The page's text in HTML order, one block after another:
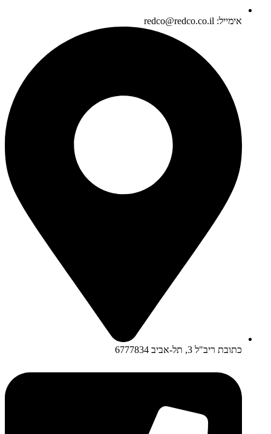
אימייל: redco@redco.co.il
כתובת ריב"ל 3, תל-אביב 6777834